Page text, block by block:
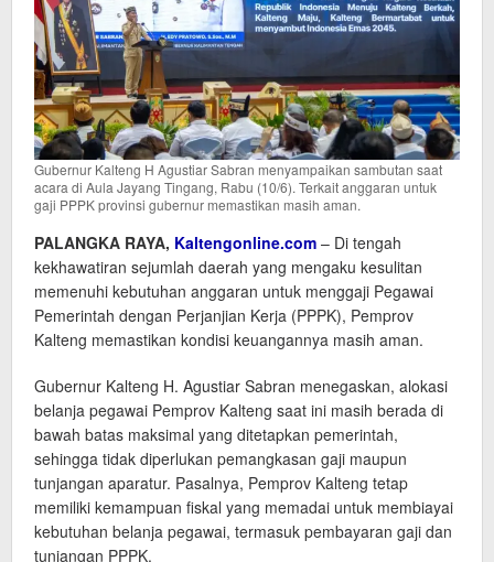
Gubernur Kalteng H Agustiar Sabran menyampaikan sambutan saat
acara di Aula Jayang Tingang, Rabu (10/6). Terkait anggaran untuk
gaji PPPK provinsi gubernur memastikan masih aman.
PALANGKA RAYA, Kaltengonline.com – Di tengah
kekhawatiran sejumlah daerah yang mengaku kesulitan
memenuhi kebutuhan anggaran untuk menggaji Pegawai
Pemerintah dengan Perjanjian Kerja (PPPK), Pemprov
Kalteng memastikan kondisi keuangannya masih aman.
Gubernur Kalteng H. Agustiar Sabran menegaskan, alokasi
belanja pegawai Pemprov Kalteng saat ini masih berada di
bawah batas maksimal yang ditetapkan pemerintah,
sehingga tidak diperlukan pemangkasan gaji maupun
tunjangan aparatur. Pasalnya, Pemprov Kalteng tetap
memiliki kemampuan fiskal yang memadai untuk membiayai
kebutuhan belanja pegawai, termasuk pembayaran gaji dan
tunjangan PPPK.